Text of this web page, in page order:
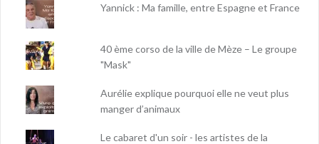
Yannick : Ma famille, entre Espagne et France
40 ème corso de la ville de Mèze – Le groupe
"Mask"
Aurélie explique pourquoi elle ne veut plus
manger d’animaux
Le cabaret d'un soir - les artistes de la